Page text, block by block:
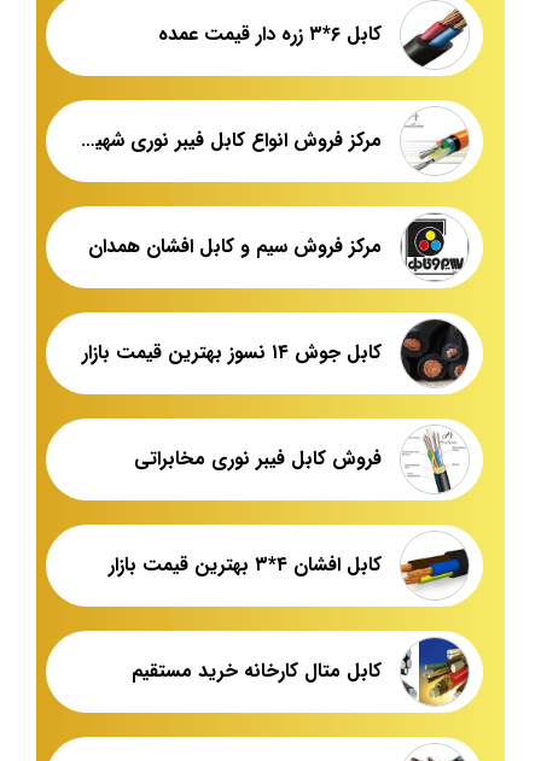
کابل ۶*۳ زره دار قیمت عمده
مرکز فروش انواع کابل فیبر نوری شهید قندی یزد
مرکز فروش سیم و کابل افشان همدان
کابل جوش ۱۴ نسوز بهترین قیمت بازار
فروش کابل فیبر نوری مخابراتی
کابل افشان ۴*۳ بهترین قیمت بازار
کابل متال کارخانه خرید مستقیم